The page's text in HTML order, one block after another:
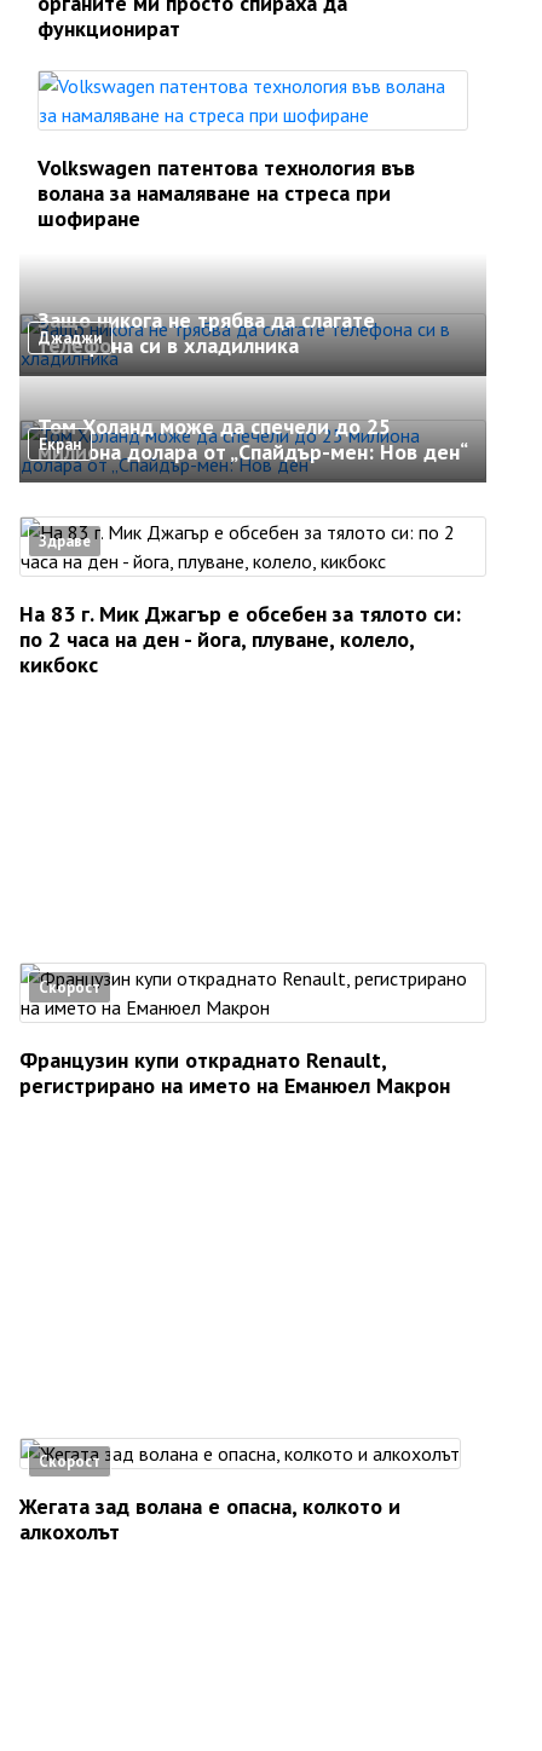
функционират
Volkswagen патентова технология във
волана за намаляване на стреса при
шофиране
Джаджи
Защо никога не трябва да слагате
телефона си в хладилника
Екран
Том Холанд може да спечели до 25
милиона долара от „Спайдър-мен: Нов ден“
Здраве
На 83 г. Мик Джагър е обсебен за тялото си:
по 2 часа на ден - йога, плуване, колело,
кикбокс
Скорост
Французин купи откраднато Renault,
регистрирано на името на Еманюел Макрон
Скорост
Жегата зад волана е опасна, колкото и
алкохолът